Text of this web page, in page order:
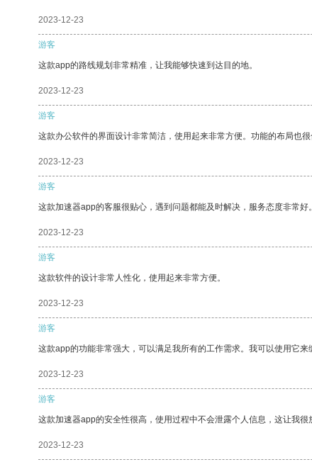
2023-12-23
游客
这款app的路线规划非常精准，让我能够快速到达目的地。
2023-12-23
游客
这款办公软件的界面设计非常简洁，使用起来非常方便。功能的布局也很
2023-12-23
游客
这款加速器app的客服很贴心，遇到问题都能及时解决，服务态度非常好。
2023-12-23
游客
这款软件的设计非常人性化，使用起来非常方便。
2023-12-23
游客
这款app的功能非常强大，可以满足我所有的工作需求。我可以使用它来
2023-12-23
游客
这款加速器app的安全性很高，使用过程中不会泄露个人信息，这让我
2023-12-23